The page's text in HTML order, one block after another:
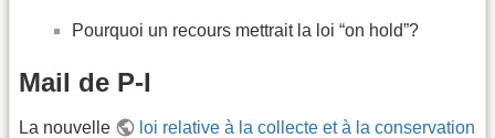
Pourquoi un recours mettrait la loi “on hold”?
Mail de P-I
La nouvelle
loi relative à la collecte et à la conservation